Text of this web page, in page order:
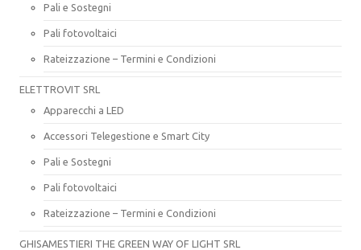
Pali e Sostegni
Pali fotovoltaici
Rateizzazione – Termini e Condizioni
ELETTROVIT SRL
Apparecchi a LED
Accessori Telegestione e Smart City
Pali e Sostegni
Pali fotovoltaici
Rateizzazione – Termini e Condizioni
GHISAMESTIERI THE GREEN WAY OF LIGHT SRL